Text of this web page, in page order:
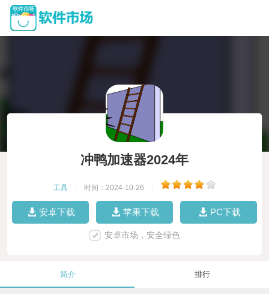
冲鸭加速器2024年
工具 时间：2024-10-26
安卓下载 苹果下载 PC下载
安卓市场，安全绿色
简介 排行